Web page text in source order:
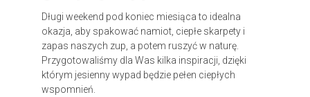
Długi weekend pod koniec miesiąca to idealna
okazja, aby spakować namiot, ciepłe skarpety i
zapas naszych zup, a potem ruszyć w naturę.
Przygotowaliśmy dla Was kilka inspiracji, dzięki
którym jesienny wypad będzie pełen ciepłych
wspomnień.